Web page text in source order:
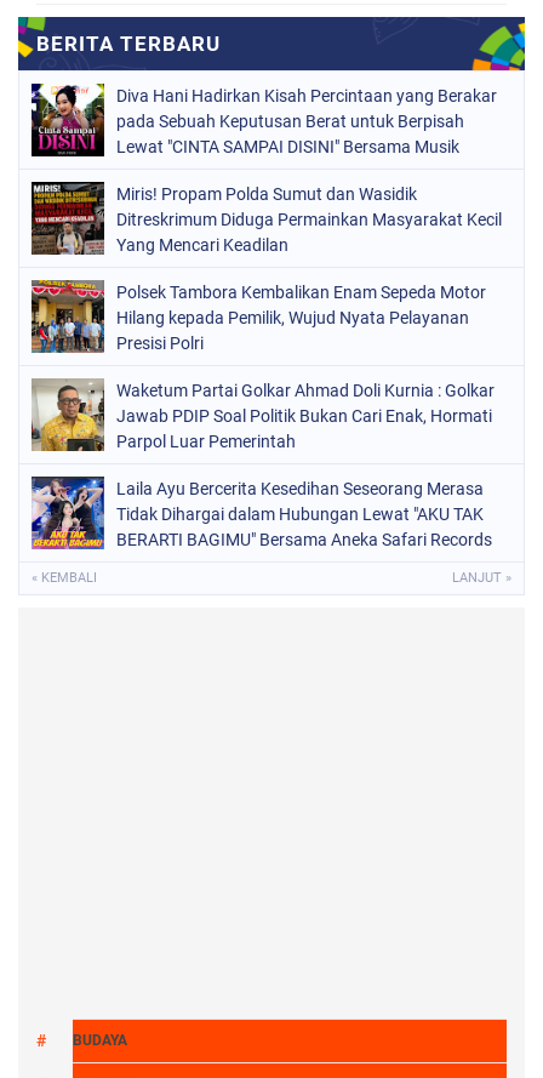
Diva Hani Hadirkan Kisah Percintaan yang Berakar
pada Sebuah Keputusan Berat untuk Berpisah
Lewat "CINTA SAMPAI DISINI" Bersama Musik
Miris! Propam Polda Sumut dan Wasidik
Ditreskrimum Diduga Permainkan Masyarakat Kecil
Yang Mencari Keadilan
Polsek Tambora Kembalikan Enam Sepeda Motor
Hilang kepada Pemilik, Wujud Nyata Pelayanan
Presisi Polri
Waketum Partai Golkar Ahmad Doli Kurnia : Golkar
Jawab PDIP Soal Politik Bukan Cari Enak, Hormati
Parpol Luar Pemerintah
Laila Ayu Bercerita Kesedihan Seseorang Merasa
Tidak Dihargai dalam Hubungan Lewat "AKU TAK
BERARTI BAGIMU" Bersama Aneka Safari Records
« KEMBALI LANJUT »
BUDAYA